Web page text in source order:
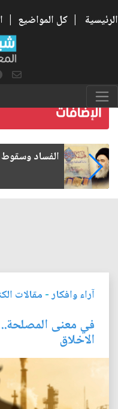
الرئيسية | كل المواضيع |
رواتب
آراء وافكار-مقالات
في معنى المصلحة..
الاخلاق